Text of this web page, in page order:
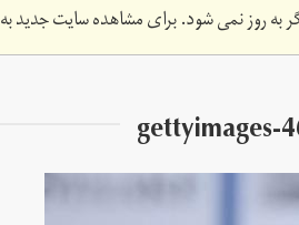
به روز نمی شود. برای مشاهده سایت جدید به